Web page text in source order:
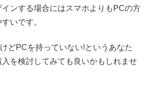
インする場合にはスマホよりもPCの方
いです。
どPCを持っていない!というあなた
を検討してみても良いかもしれませ